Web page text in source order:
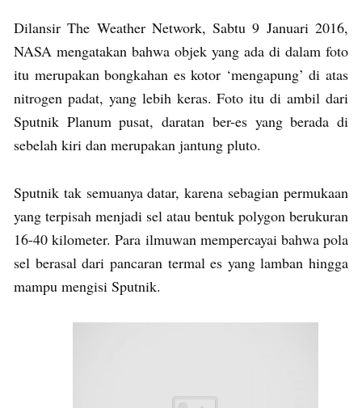
Dilansir The Weather Network, Sabtu 9 Januari 2016,
NASA mengatakan bahwa objek yang ada di dalam foto
itu merupakan bongkahan es kotor ‘mengapung’ di atas
nitrogen padat, yang lebih keras. Foto itu di ambil dari
Sputnik Planum pusat, daratan ber-es yang berada di
sebelah kiri dan merupakan jantung pluto.
Sputnik tak semuanya datar, karena sebagian permukaan
yang terpisah menjadi sel atau bentuk polygon berukuran
16-40 kilometer. Para ilmuwan mempercayai bahwa pola
sel berasal dari pancaran termal es yang lamban hingga
mampu mengisi Sputnik.